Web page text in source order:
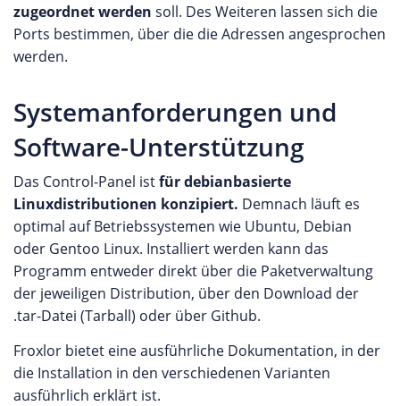
zugeordnet werden soll. Des Weiteren lassen sich die
Ports bestimmen, über die die Adressen angesprochen
werden.
Systemanforderungen und
Software-Unterstützung
Das Control-Panel istfür debianbasierte
Linuxdistributionen konzipiert. Demnach läuft es
optimal auf Betriebssystemen wie Ubuntu, Debian
oder Gentoo Linux. Installiert werden kann das
Programm entweder direkt über die Paketverwaltung
der jeweiligen Distribution, über den Download der
.tar-Datei (Tarball) oder über Github.
Froxlor bietet eine ausführliche Dokumentation, in der
die Installation in den verschiedenen Varianten
ausführlich erklärt ist.